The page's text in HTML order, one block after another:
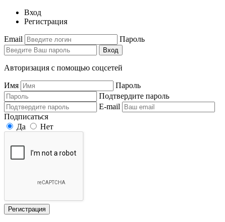
Вход
Регистрация
Email Пароль
Вход
Авторизация с помощью соцсетей
Имя
Пароль
Подтвердите пароль
E-mail
Подписаться
Да
Нет
Регистрация